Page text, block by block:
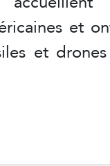
et
et